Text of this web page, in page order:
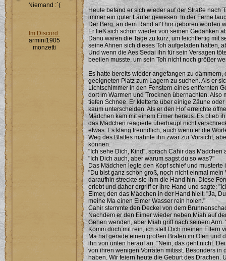
Niemand :`(
Im Discord:
armini1905
monzetti
Heute befand er sich wieder auf der Straße nach
immer ein guter Läufer gewesen. In der Ferne
Der Berg, an dem Rand al'Thor geboren worden
Er ließ sich schon wieder von seinen Gedanken
Danu waren die Tage zu kurz, um leichtfertig mit
seine Ahnen sich dieses Toh aufgeladen hatten,
Und wenn die Aes Sedai ihn für sein Versagen
beeilen musste, um sein Toh nicht noch größer
Es hatte bereits wieder angefangen zu
geeigneten Platz zum Lagern zu suchen. Als er
Lichtschimmer in den Fenstern eines entfernten
dort im Warmen und Trocknen übernachten.
tiefen Schnee. Er kletterte über einige Zäune
kaum unterscheiden. Als er den Hof erreichte
Mädchen kam mit einem Eimer heraus. Es blieb
das Mädchen reagierte überhaupt nicht
etwas. Es klang freundlich, auch wenn er die
Weg des Blattes mahnte ihn zwar zur Vorsicht,
können.
"Ich sehe Dich, Kind", sprach Cahir das
"Ich Dich auch, aber warum sagst du so was?"
Das Mädchen legte den Kopf schief und
"Du bist ganz schön groß, noch nicht einmal
daraufhin streckte sie ihm die Hand hin. Diese
erlebt und daher ergriff er ihre Hand und sagte:
Eimer, den das Mädchen in der Hand hielt. "Ja,
meine Ma einen Eimer Wasser rein holen."
Cahir stemmte den Deckel von dem
Nachdem er den Eimer wieder neben Miah auf
Gehen wenden, aber Miah griff nach seinem
Komm doch mit rein, ich stell Dich meinen Eltern
Ma hat gerade einen großen Braten im Ofen und
ihn von unten herauf an. "Nein, das geht nicht.
von ihren wenigen Vorräten mitisst. Besonders
haben. Wir feiern heute die Geburt des Drachen.